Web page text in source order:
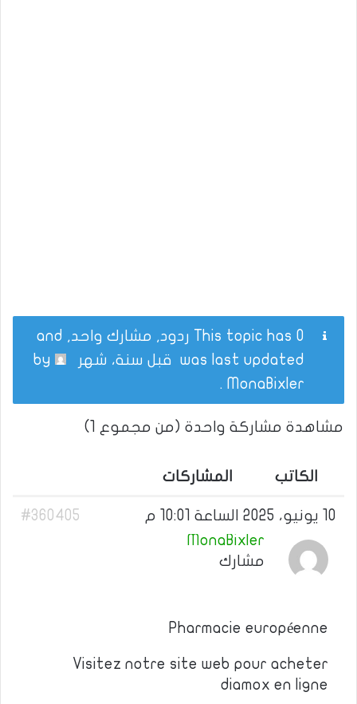
This topic has 0 ردود, مشارك واحد, and
was last updated قبل سنة، شهر
MonaBixler
.
مشاهدة مشاركة واحدة (من مجموع 1)
الكاتب المشاركات
10 يونيو، 2025 الساعة 10:01 م
#360405
MonaBixler
مشارك
Pharmacie européenne
Visitez notre site web pour acheter
diamox en ligne